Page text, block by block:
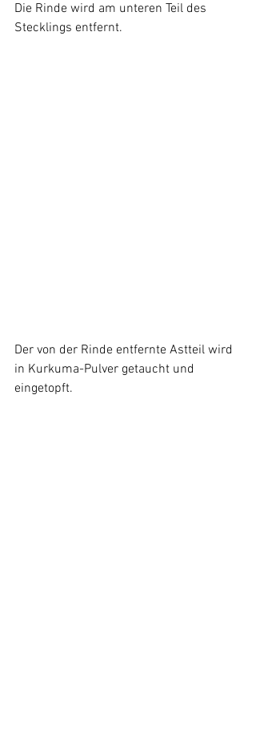
Die Rinde wird am unteren Teil des
Stecklings entfernt.
Der von der Rinde entfernte Astteil wird
in Kurkuma-Pulver getaucht und
eingetopft.